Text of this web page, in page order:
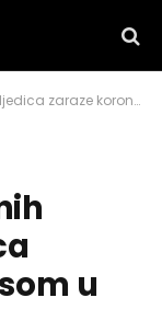
korona virusom u TK
u